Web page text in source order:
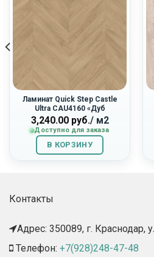
Ламинат Quick Step Castle
Ultra CAU4160 «Дуб
Капучино»
3,240.00руб./ м2
Доступно для заказа
В КОРЗИНУ
Контакты
Адрес: 350089, г. Краснодар,
Телефон: +7(928)248-47-48